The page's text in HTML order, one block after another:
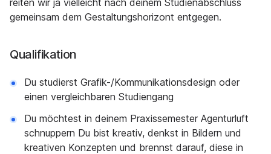
reiten wir ja vielleicht nach deinem Studienabschluss
gemeinsam dem Gestaltungshorizont entgegen.
Qualifikation
Du studierst Grafik-/Kommunikationsdesign oder
einen vergleichbaren Studiengang
Du möchtest in deinem Praxissemester Agenturluft
schnuppern Du bist kreativ, denkst in Bildern und
kreativen Konzepten und brennst darauf, diese in